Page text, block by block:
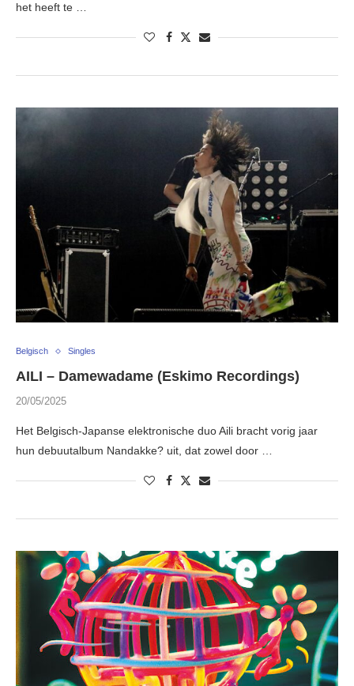
het heeft te …
Belgisch Singles
AILI – Damewadame (Eskimo Recordings)
20/05/2025
Het Belgisch-Japanse elektronische duo Aili bracht vorig jaar
hun debuutalbum Nandakke? uit, dat zowel door …